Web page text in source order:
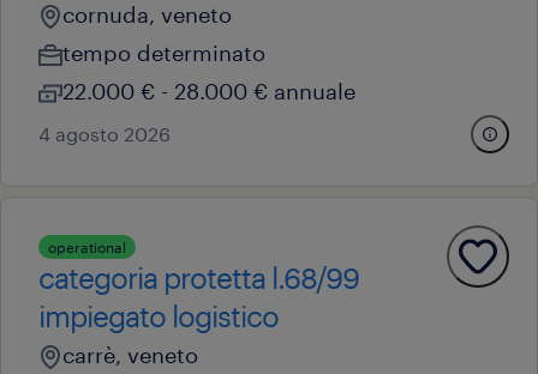
cornuda, veneto
tempo determinato
22.000 € - 28.000 € annuale
4 agosto 2026
operational
categoria protetta l.68/99
impiegato logistico
carrè, veneto